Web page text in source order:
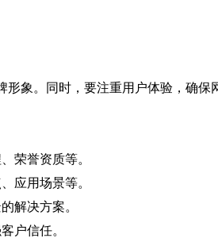
象。同时，要注重用户体验，确保
荣誉资质等。
应用场景等。
解决方案。
户信任。